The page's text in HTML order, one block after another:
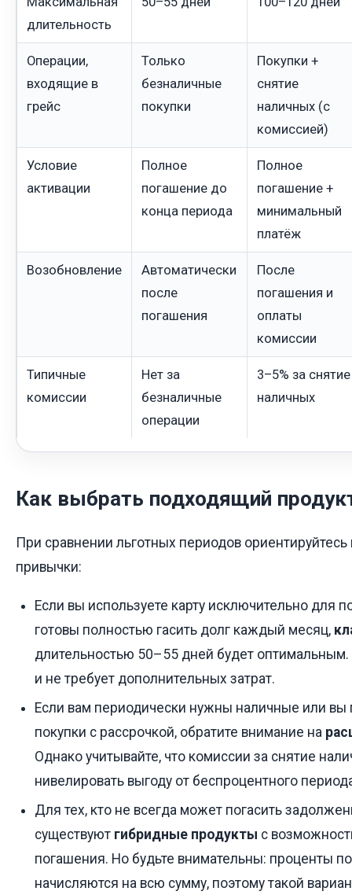
длительность
Операции,
входящие в
грейс
Только
безналичные
покупки
Покупки +
снятие
наличных (с
комиссией)
Условие
активации
Полное
погашение до
конца периода
Полное
погашение +
минимальный
платёж
Возобновление
Автоматически
после
погашения
После
погашения и
оплаты
комиссии
Типичные
комиссии
Нет за
безналичные
операции
3–5% за снятие
наличных
Как выбрать подходящий
При сравнении льготных периодов
привычки:
Если вы используете карту исключительно для
готовы полностью гасить долг каждый месяц,
длительностью 50–55 дней будет оптимальным.
и не требует дополнительных затрат.
Если вам периодически нужны наличные или вы
покупки с рассрочкой, обратите внимание на
Однако учитывайте, что комиссии за снятие
нивелировать выгоду от беспроцентного
Для тех, кто не всегда может погасить
существуют гибридные продукты с
погашения. Но будьте внимательны: проценты
начисляются на всю сумму, поэтому такой